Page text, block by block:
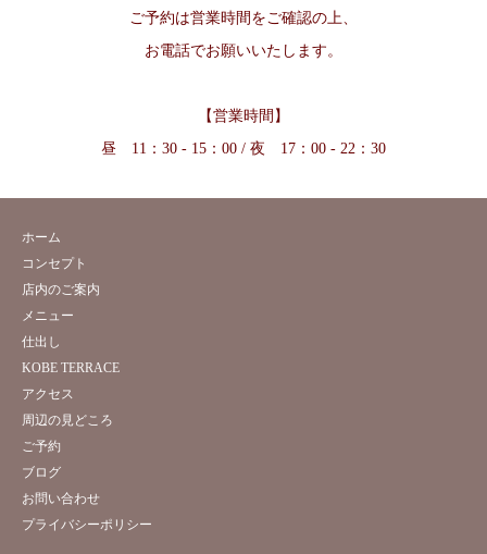
ご予約は営業時間をご確認の上、
お電話でお願いいたします。
【営業時間】
昼 11：30 - 15：00 / 夜 17：00 - 22：30
ホーム
コンセプト
店内のご案内
メニュー
仕出し
KOBE TERRACE
アクセス
周辺の見どころ
ご予約
ブログ
お問い合わせ
プライバシーポリシー